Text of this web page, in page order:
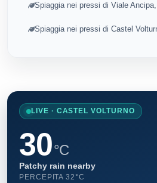
Spiaggia nei pressi di Viale
Spiaggia nei pressi di Castel
LIVE · CASTEL VOLTURNO
30°C
Patchy rain nearby
PERCEPITA 32°C